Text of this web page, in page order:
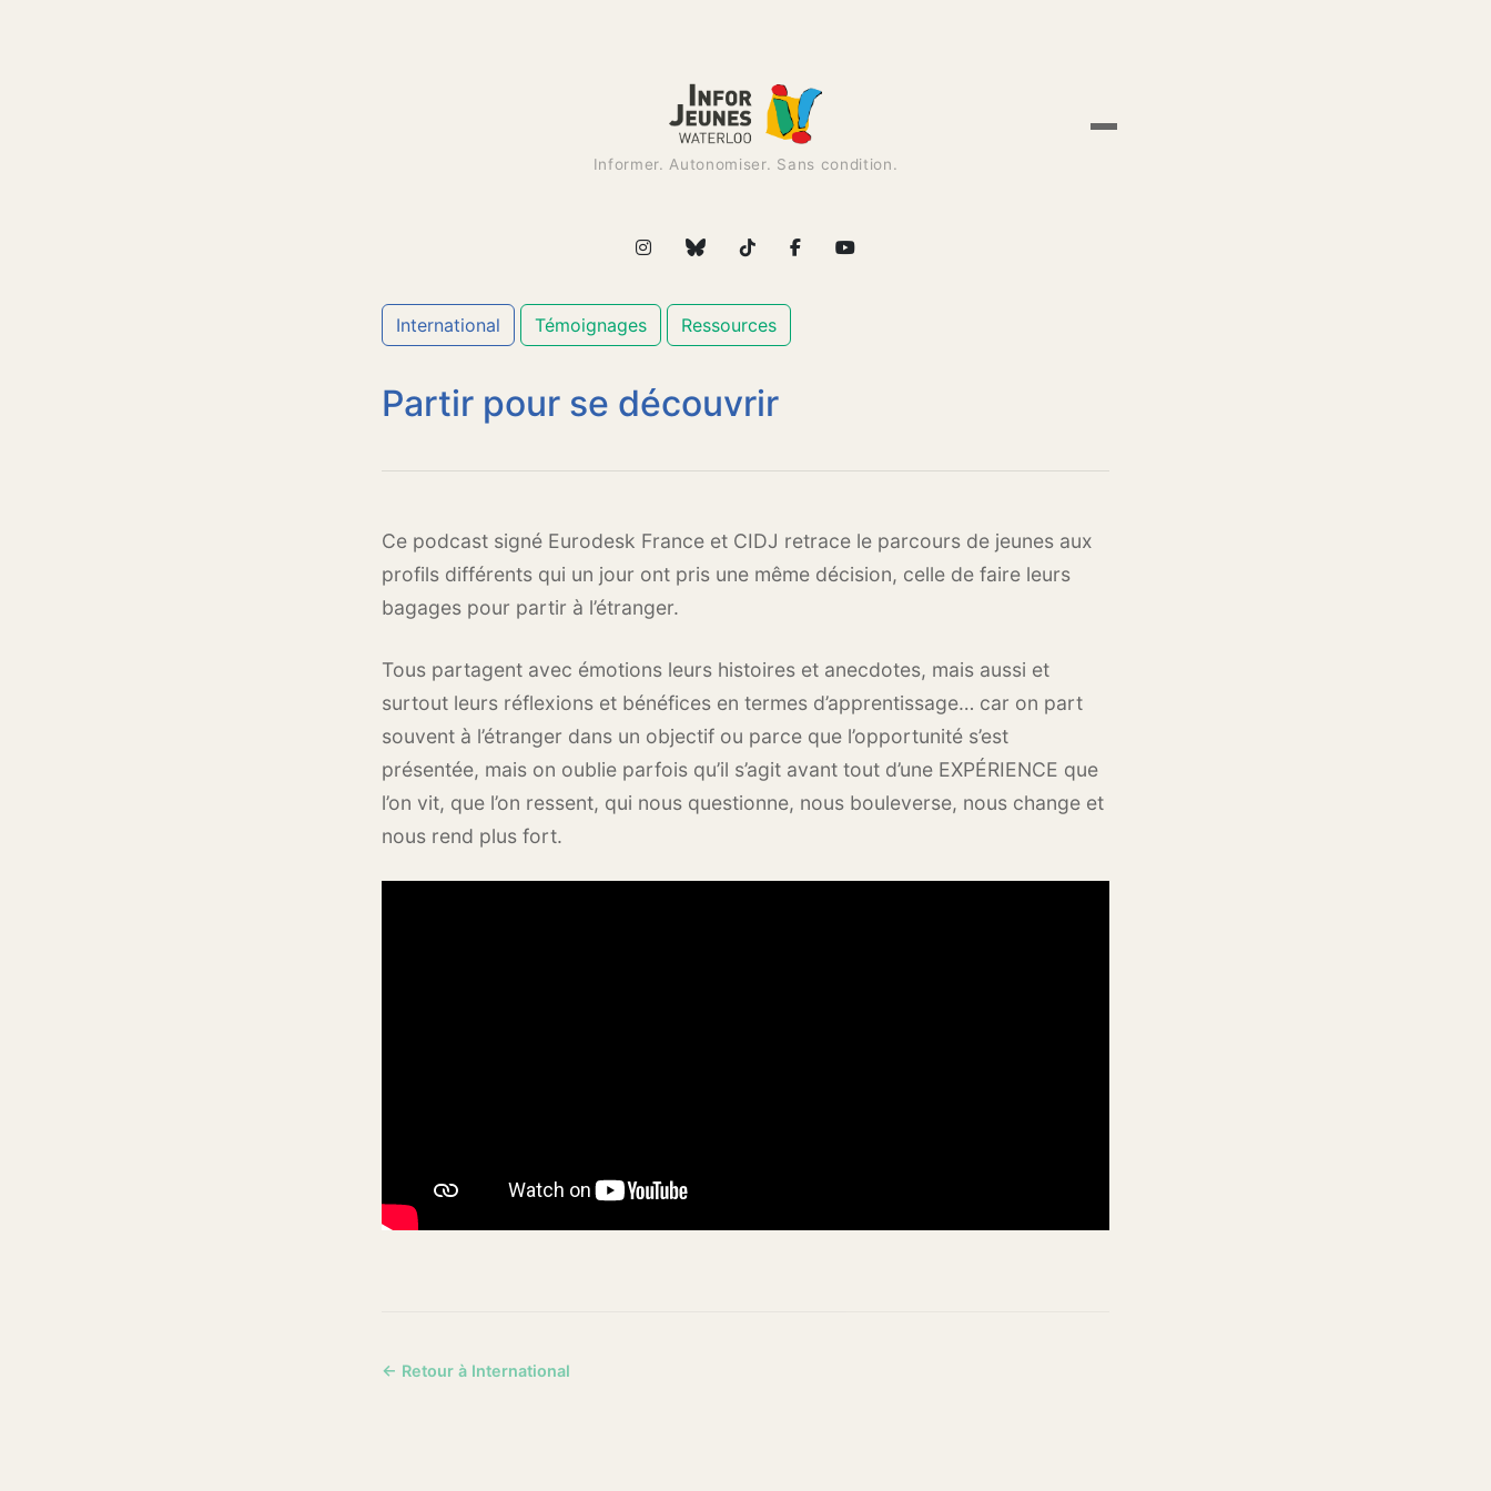
Informer. Autonomiser. Sans condition.
International Témoignages Ressources
Partir pour se découvrir
Ce podcast signé Eurodesk France et CIDJ retrace le parcours de jeunes aux
profils différents qui un jour ont pris une même décision, celle de faire leurs
bagages pour partir à l’étranger.
Tous partagent avec émotions leurs histoires et anecdotes, mais aussi et
surtout leurs réflexions et bénéfices en termes d’apprentissage… car on part
souvent à l’étranger dans un objectif ou parce que l’opportunité s’est
présentée, mais on oublie parfois qu’il s’agit avant tout d’une EXPÉRIENCE que
l’on vit, que l’on ressent, qui nous questionne, nous bouleverse, nous change et
nous rend plus fort.
← Retour à International